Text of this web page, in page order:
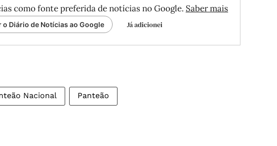
como fonte preferida de notícias no Google. Saber mais
Diário de Notícias ao Google Já adicionei
Nacional Panteão